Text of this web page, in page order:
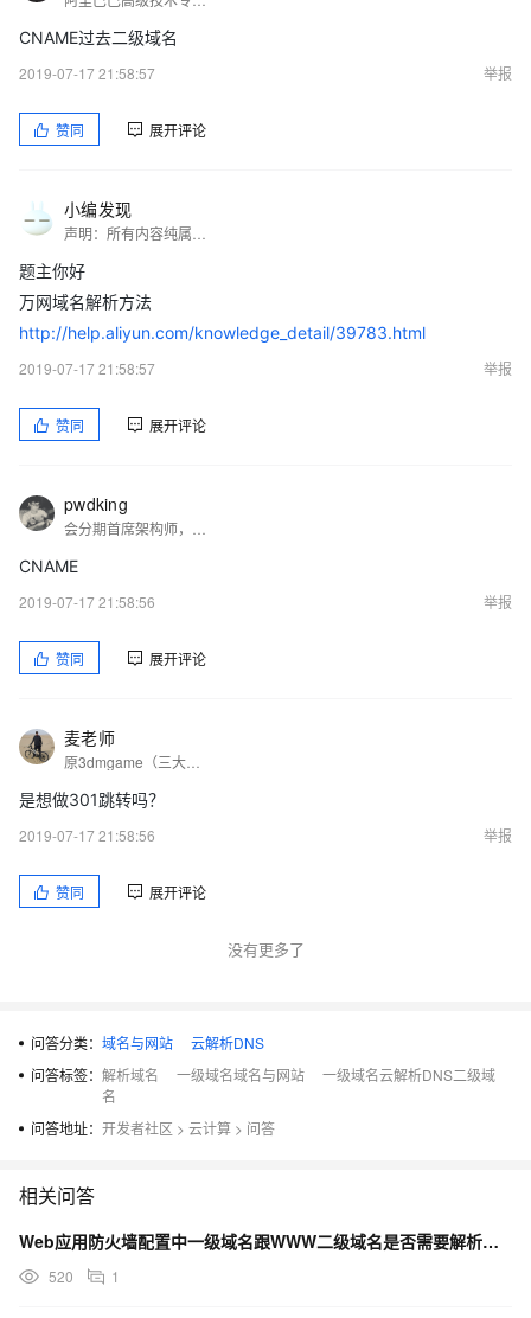
CNAME过去二级域名
2019-07-17 21:58:57
举报
赞同 展开评论
小编发现
题主你好
万网域名解析方法
http://help.aliyun.com/knowledge_detail/39783.html
2019-07-17 21:58:57
举报
赞同 展开评论
pwdking
CNAME
2019-07-17 21:58:56
举报
赞同 展开评论
麦老师
是想做301跳转吗？
2019-07-17 21:58:56
举报
赞同 展开评论
没有更多了
问答分类： 域名与网站
云解析DNS
问答标签： 解析域名 一级域名域名与网站
一级域名云解析DNS二级域
名
问答地址： 开发者社区 > 云计算 > 问答
相关问答
Web应用防火墙配置中一级域名跟WWW二级域名是否需要解析到同一地址
520 1